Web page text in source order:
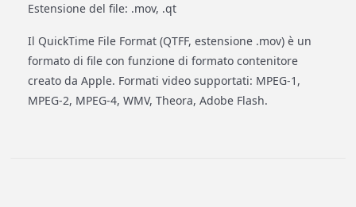
Estensione del file: .mov, .qt
Il QuickTime File Format (QTFF, estensione .mov) è un
formato di file con funzione di formato contenitore
creato da Apple. Formati video supportati: MPEG-1,
MPEG-2, MPEG-4, WMV, Theora, Adobe Flash.